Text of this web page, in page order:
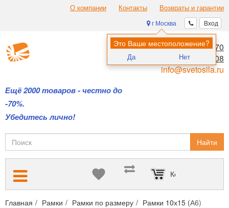
О компании Контакты Возвраты и гарантии
Вход
г Москва
Это Ваше местоположение?
Да Нет
Ещё 2000 товаров - честно до
-70%.
Убедитесь лично!
8 (495) 970-00-70
8 (800) 700-11-08
info@svetosila.ru
Найти
Корзина пуста
Главная Рамки Рамки по размеру Рамки 10х15 (А6)